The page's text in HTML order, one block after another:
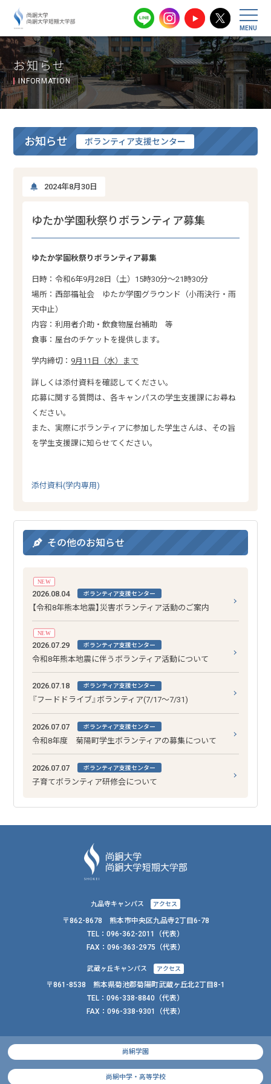
尚絅大学・尚
お知らせ
INFORMATION
お知らせ ボランティア支援センター
2024年8月30日
ゆたか学園秋祭りボランティア募集
ゆたか学園秋祭りボランティア募集
日時：令和6年9月28日（土）15時30分～21時30分
場所：西部福祉会 ゆたか学園グラウンド（小雨決行・雨
天中止）
内容：利用者介助・飲食物屋台補助 等
食事：屋台のチケットを提供します。
学内締切： 9月11日（水）まで
詳しくは添付資料を確認してください。
応募に関する質問は、各キャンパスの学生支援課にお尋ね
ください。
また、実際にボランティアに参加した学生さんは、その旨
を学生支援課に知らせてください。
添付資料(学内専用)
その他のお知らせ
NEW
2026.08.04 ボランティア支援センター
【令和8年熊本地震】災害ボランティア活動のご案内
NEW
2026.07.29 ボランティア支援センター
令和8年熊本地震に伴うボランティア活動について
2026.07.18 ボランティア支援センター
『フードドライブ』ボランティア(7/17～7/31)
2026.07.07 ボランティア支援センター
令和8年度 菊陽町学生ボランティアの募集について
2026.07.07 ボランティア支援センター
子育てボランティア研修会について
九品寺キャンパス アクセス
〒862-8678 熊本市中央区九品寺2丁目6-78
TEL： 096-362-2011
（代表）
FAX： 096-363-2975（代表）
武蔵ヶ丘キャンパス アクセス
〒861-8538 熊本県菊池郡菊陽町武蔵ヶ丘北2丁目8-1
TEL： 096-338-8840 （代表）
FAX： 096-338-9301（代表）
尚絅学園
尚絅中学・高等学校